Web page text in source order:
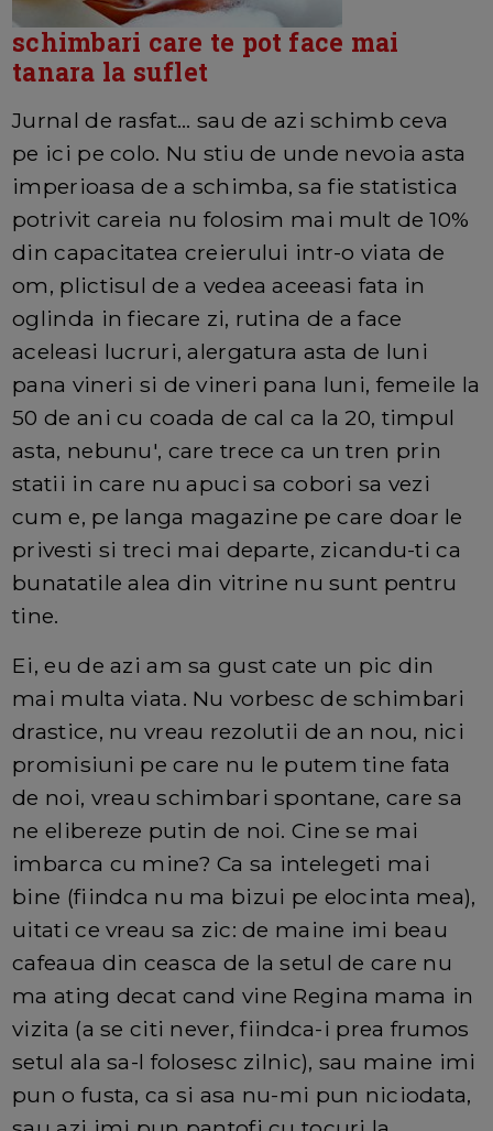
schimbari care te pot face mai
tanara la suflet
Jurnal de rasfat... sau de azi schimb ceva
pe ici pe colo. Nu stiu de unde nevoia asta
imperioasa de a schimba, sa fie statistica
potrivit careia nu folosim mai mult de 10%
din capacitatea creierului intr-o viata de
om, plictisul de a vedea aceeasi fata in
oglinda in fiecare zi, rutina de a face
aceleasi lucruri, alergatura asta de luni
pana vineri si de vineri pana luni, femeile la
50 de ani cu coada de cal ca la 20, timpul
asta, nebunu', care trece ca un tren prin
statii in care nu apuci sa cobori sa vezi
cum e, pe langa magazine pe care doar le
privesti si treci mai departe, zicandu-ti ca
bunatatile alea din vitrine nu sunt pentru
tine.
Ei, eu de azi am sa gust cate un pic din
mai multa viata. Nu vorbesc de schimbari
drastice, nu vreau rezolutii de an nou, nici
promisiuni pe care nu le putem tine fata
de noi, vreau schimbari spontane, care sa
ne elibereze putin de noi. Cine se mai
imbarca cu mine? Ca sa intelegeti mai
bine (fiindca nu ma bizui pe elocinta mea),
uitati ce vreau sa zic: de maine imi beau
cafeaua din ceasca de la setul de care nu
ma ating decat cand vine Regina mama in
vizita (a se citi never, fiindca-i prea frumos
setul ala sa-l folosesc zilnic), sau maine imi
pun o fusta, ca si asa nu-mi pun niciodata,